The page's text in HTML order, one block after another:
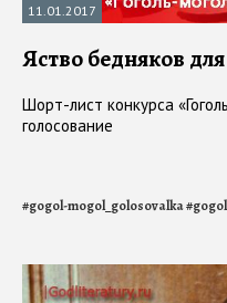
11.01.2017
Яство бедняков
Шорт-лист конкурса
голосование
#gogol-mogol_golosovalka#